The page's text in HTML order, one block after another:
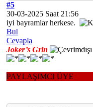
#5
30-03-2025 Saat 21:56
iyi bayramlar herkese.
Bul
Cevapla
Joker’s Grin
PAYLAŞIMCI ÜYE